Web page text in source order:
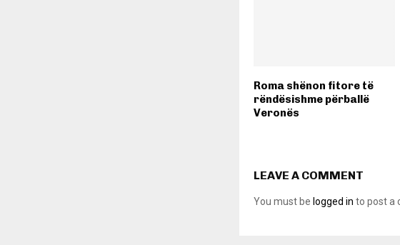
Roma shënon fitore të
rëndësishme përballë
Veronës
LEAVE A COMMENT
You must be logged in to post a